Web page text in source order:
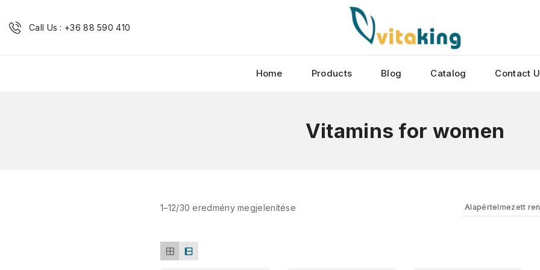
Call Us : +36 88 590 410
Home Products Blog Catalog Contact
Vitamins for women
1–12/30 eredmény megjelenítése